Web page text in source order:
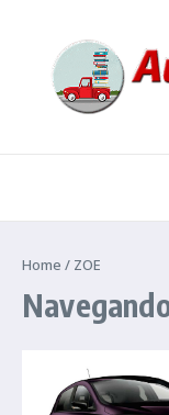
Home / ZOE